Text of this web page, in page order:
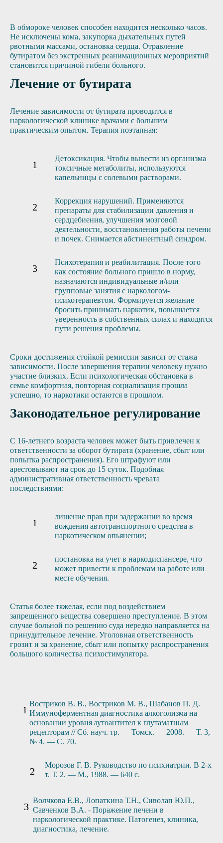
В обмороке человек способен находится несколько часов.
Не исключены кома, закупорка дыхательных путей
рвотными массами, остановка сердца. Отравление
бутиратом без экстренных реанимационных мероприятий
становится причиной гибели больного.
Лечение от бутирата
Лечение зависимости от бутирата проводится в
наркологической клинике врачами с большим
практическим опытом. Терапия поэтапная:
Детоксикация. Чтобы вывести из организма
токсичные метаболиты, используются
капельницы с солевыми растворами.
Коррекция нарушений. Применяются
препараты для стабилизации давления и
сердцебиения, улучшения мозговой
деятельности, восстановления работы печени
и почек. Снимается абстинентный синдром.
Психотерапия и реабилитация. После того
как состояние больного пришло в норму,
назначаются индивидуальные и/или
групповые занятия с наркологом-
психотерапевтом. Формируется желание
бросить принимать наркотик, повышается
уверенность в собственных силах и находятся
пути решения проблемы.
Сроки достижения стойкой ремиссии зависят от стажа
зависимости. После завершения терапии человеку нужно
участие близких. Если психологическая обстановка в
семье комфортная, повторная социализация прошла
успешно, то наркотики остаются в прошлом.
Законодательное регулирование
С 16-летнего возраста человек может быть привлечен к
ответственности за оборот бутирата (хранение, сбыт или
попытка распространения). Его штрафуют или
арестовывают на срок до 15 суток. Подобная
административная ответственность чревата
последствиями:
лишение прав при задержании во время
вождения автотранспортного средства в
наркотическом опьянении;
постановка на учет в наркодиспансере, что
может привести к проблемам на работе или
месте обучения.
Статья более тяжелая, если под воздействием
запрещенного вещества совершено преступление. В этом
случае больной по решению суда нередко направляется на
принудительное лечение. Уголовная ответственность
грозит и за хранение, сбыт или попытку распространения
большого количества психостимулятора.
Востриков В. В., Востриков М. В., Шабанов П. Д.
Иммуноферментная диагностика алкоголизма на
основании уровня аутоантител к глутаматным
рецепторам // Сб. науч. тр. — Томск. — 2008. — Т. 3,
№ 4. — С. 70.
Морозов Г. В. Руководство по психиатрии. В 2-х
т. Т. 2. — М., 1988. — 640 с.
Волчкова Е.В., Лопаткина Т.Н., Сиволап Ю.П.,
Савченков В.А. - Поражение печени в
наркологической практике. Патогенез, клиника,
диагностика, лечение.